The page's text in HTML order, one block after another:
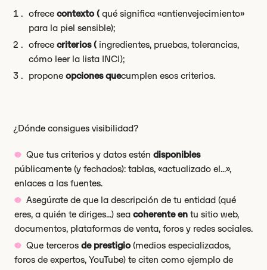
ofrececontexto (qué significa «antienvejecimiento»
para la piel sensible);
ofrece criterios ( ingredientes, pruebas, tolerancias,
cómo leer la lista INCI);
proponeopciones quecumplen esos criterios.
¿Dónde consigues visibilidad?
Que tus criterios y datos esténdisponibles
públicamente (y fechados): tablas, «actualizado el...»,
enlaces a las fuentes.
Asegúrate de que la descripción de tu entidad (qué
eres, a quién te diriges...) seacoherente entu sitio web,
documentos, plataformas de venta, foros y redes sociales.
Que tercerosde prestigio(medios especializados,
foros de expertos, YouTube) te citen como ejemplo de